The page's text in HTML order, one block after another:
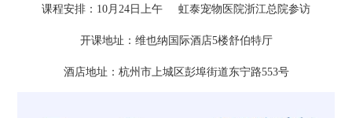
课程安排：10月24日上午 虹泰宠物医院浙江总院参访
开课地址：维也纳国际酒店5楼舒伯特厅
酒店地址：杭州市上城区彭埠街道东宁路553号